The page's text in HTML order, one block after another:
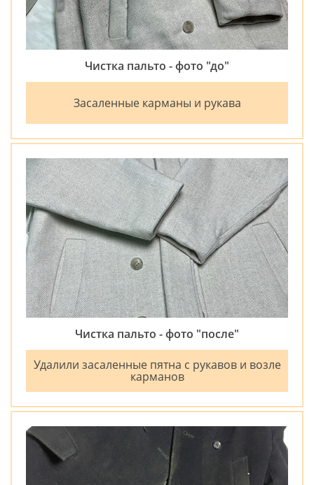
Чистка пальто - фото "до"
Засаленные карманы и рукава
Чистка пальто - фото "после"
Удалили засаленные пятна с рукавов и возле
карманов